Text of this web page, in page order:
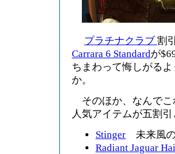
プラチナクラブ割
Carrara 6 Standardが
ちまわって悔しがる
か。
そのほか、なんでこ
人気アイテムが五割引
Stinger 未来風
Radiant Jaguar